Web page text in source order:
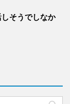
そうでしなか